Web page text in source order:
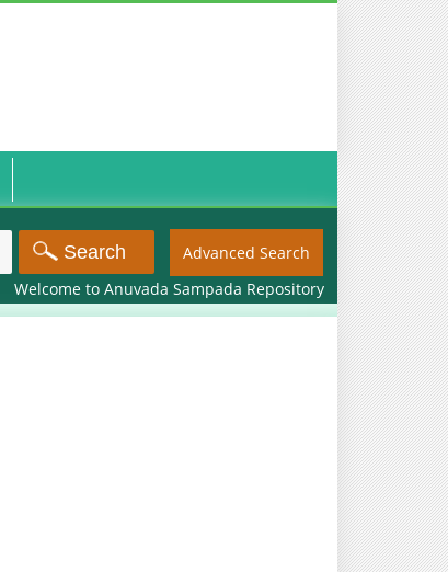
Advanced Search
Welcome to Anuvada Sampada Repository